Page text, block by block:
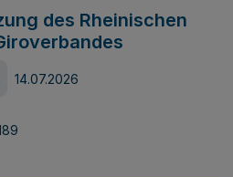
des Rheinischen
14.07.2026